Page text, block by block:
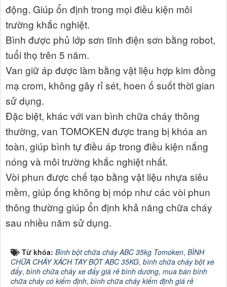
động. Giúp ổn định trong mọi điều kiện môi
trường khắc nghiệt.
Bình được phủ lớp sơn tĩnh điện sơn bằng robot,
tuổi thọ trên 5 năm.
Van giữ áp được làm bằng vật liệu hợp kim đồng
mạ crom, không gây rỉ sét, hoen ố suốt thời gian
sử dụng.
Đặc biệt, khác với van bình chữa cháy thông
thường, van TOMOKEN được trang bị khóa an
toàn, giúp bình tự điều áp trong điều kiện nắng
nóng và môi trường khắc nghiệt nhất.
Vòi phun được chế tạo bằng vật liệu nhựa siêu
mềm, giúp ống không bị móp như các vòi phun
thông thường giúp ổn định khả năng chữa cháy
sau nhiều năm sử dụng.
Từ khóa: Bình bột chữa cháy ABC 35kg Tomoken, BÌNH
CHỮA CHÁY XÁCH TAY BỘT ABC 35KG, bình chữa cháy bột xe
đẩy, bình chữa cháy xe đẩy giá rẻ bình dương, mua bán bình
chữa cháy có kiểm định, bình chữa cháy kiểm định giá rẻ